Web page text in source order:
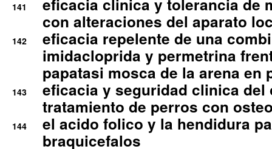
141
eficacia clinica y tolerancia de
con alteraciones del aparato
142
eficacia repelente de una
imidacloprida y permetrina
papatasi mosca de la arena en
143
eficacia y seguridad clinica del
tratamiento de perros con
144
el acido folico y la hendidura
braquicefalos